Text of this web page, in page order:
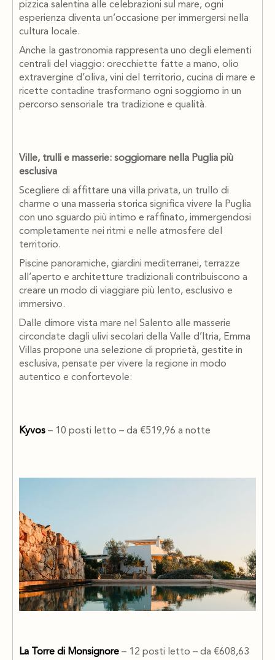
pizzica salentina alle celebrazioni sul mare, ogni
esperienza diventa un’occasione per immergersi nella
cultura locale.
Anche la gastronomia rappresenta uno degli elementi
centrali del viaggio: orecchiette fatte a mano, olio
extravergine d’oliva, vini del territorio, cucina di mare e
ricette contadine trasformano ogni soggiorno in un
percorso sensoriale tra tradizione e qualità.
Ville, trulli e masserie: soggiornare nella Puglia più
esclusiva
Scegliere di affittare una villa privata, un trullo di
charme o una masseria storica significa vivere la Puglia
con uno sguardo più intimo e raffinato, immergendosi
completamente nei ritmi e nelle atmosfere del
territorio.
Piscine panoramiche, giardini mediterranei, terrazze
all’aperto e architetture tradizionali contribuiscono a
creare un modo di viaggiare più lento, esclusivo e
immersivo.
Dalle dimore vista mare nel Salento alle masserie
circondate dagli ulivi secolari della Valle d’Itria, Emma
Villas propone una selezione di proprietà, gestite in
esclusiva, pensate per vivere la regione in modo
autentico e confortevole:
Kyvos – 10 posti letto – da €519,96 a notte
La Torre di Monsignore – 12 posti letto – da €608,63